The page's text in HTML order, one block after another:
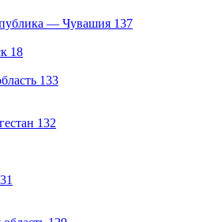
— Чувашия 137
18
133
132